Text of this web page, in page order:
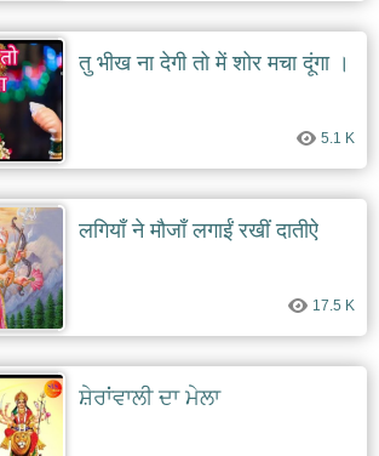
तु भीख ना देगी तो में शोर मचा दूंगा ।
5.1 K
लगियाँ ने मौजाँ लगाईं रखीं दातीऐ
17.5 K
ਸ਼ੇਰਾਂਵਾਲੀ ਦਾ ਮੇਲਾ